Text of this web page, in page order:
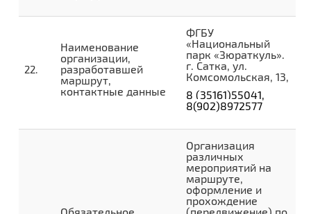
Наименование
организации,
разработавшей
маршрут,
контактные данные
ФГБУ
«Национальный
парк «Зюраткуль».
г. Сатка, ул.
Комсомольская, 13,
8 (35161)55041,
8(902)8972577
Организация
различных
мероприятий на
маршруте,
оформление и
прохождение